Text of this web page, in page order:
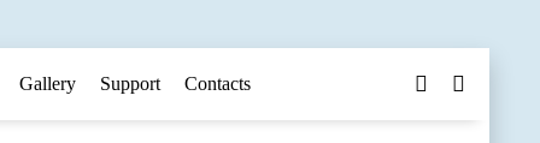
Gallery Support Contacts